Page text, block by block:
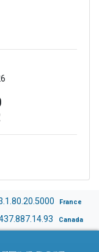
France
Canada